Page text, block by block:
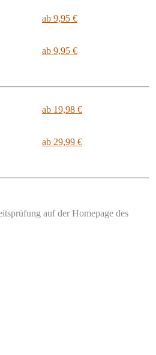
ab 9,95 €
ab 9,95 €
ab 19,98 €
ab 29,99 €
auf der Homepage des